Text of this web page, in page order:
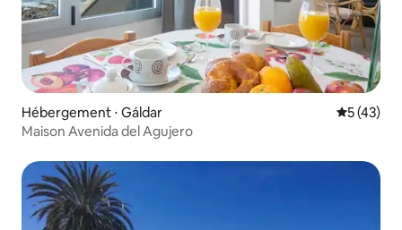
Hébergement ⋅ Gáldar
5 (43)
Maison Avenida del Agujero